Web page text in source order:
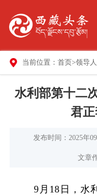
当前位置： 首页 >领导
水利部第十二
君
发布时间：2025年
文章
9月18日，水